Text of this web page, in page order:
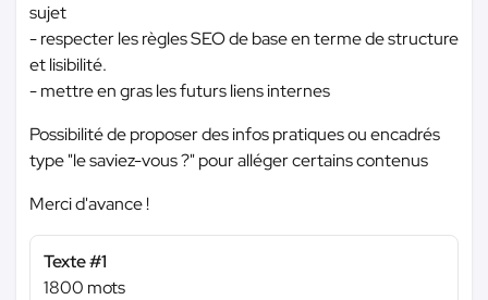
sujet
- respecter les règles SEO de base en terme de structure
et lisibilité.
- mettre en gras les futurs liens internes
Possibilité de proposer des infos pratiques ou encadrés
type "le saviez-vous ?" pour alléger certains contenus
Merci d'avance !
Texte #1
1800 mots